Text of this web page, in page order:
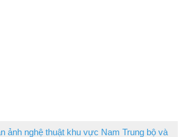
ảnh nghệ thuật khu vực Nam Trung bộ và